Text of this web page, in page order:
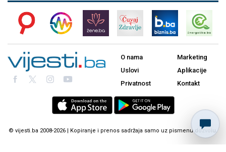
O nama
Uslovi
Privatnost
Marketing
Aplikacije
Kontakt
© vijesti.ba 2008-2026 | Kopiranje i prenos sadržaja samo uz pismenu dozvolu.